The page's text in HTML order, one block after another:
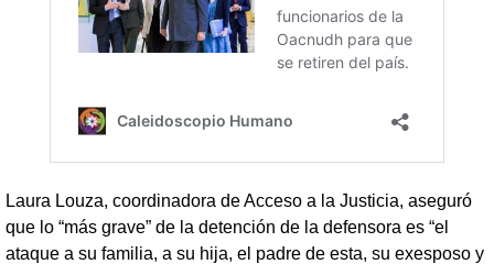
Laura Louza, coordinadora de Acceso a la Justicia, aseguró
que lo “más grave” de la detención de la defensora es “el
ataque a su familia, a su hija, el padre de esta, su exesposo y